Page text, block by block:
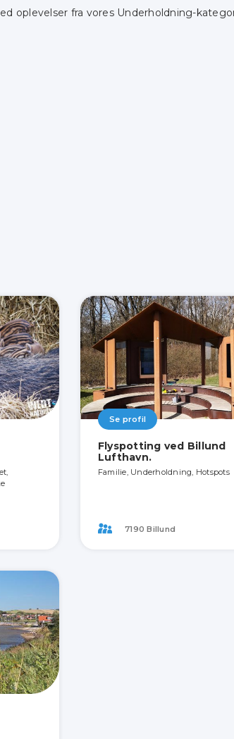
oplevelser fra vores Underholdning-
Se profil
Flyspotting ved Billund
Lufthavn.
Familie, Underholdning, Hotspots
7190 Billund